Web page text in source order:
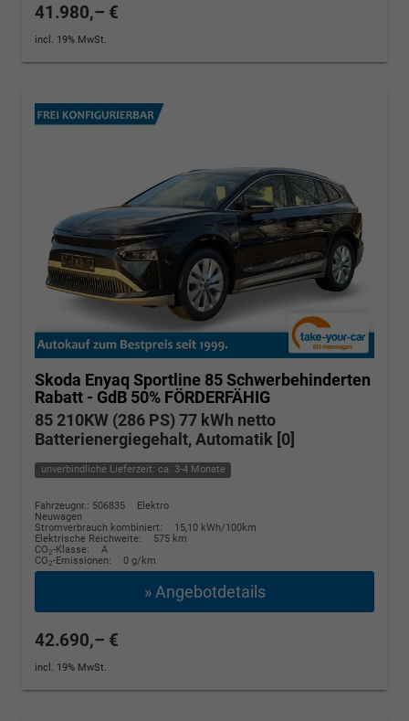
41.980,– €
incl. 19% MwSt.
Skoda Enyaq Sportline 85 Schwerbehinderten
Rabatt - GdB 50% FÖRDERFÄHIG
85 210KW (286 PS) 77 kWh netto
Batterienergiegehalt, Automatik [0]
unverbindliche Lieferzeit: ca. 3-4 Monate
Fahrzeugnr.: 506835
Elektro
Neuwagen
Stromverbrauch kombiniert:
15,10 kWh/100km
Elektrische Reichweite:
575 km
CO2-Klasse:
A
CO2-Emissionen: 0 g/km
» Angebotdetails
42.690,– €
incl. 19% MwSt.